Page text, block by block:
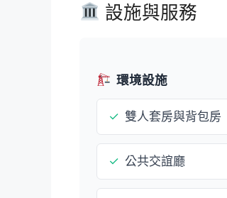
設施與服務
環境設施
✓ 雙人套房與背包房
✓ 公共交誼廳